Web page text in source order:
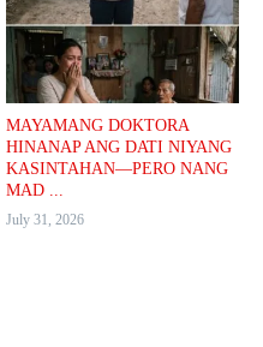
MAYAMANG DOKTORA
HINANAP ANG DATI NIYANG
KASINTAHAN—PERO NANG
MAD ...
July 31, 2026